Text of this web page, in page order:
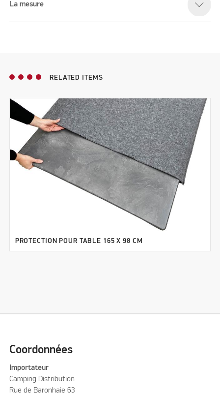
La mesure
RELATED ITEMS
PROTECTION POUR TABLE 165 X 98 CM
Coordonnées
Importateur
Camping Distribution
Rue de Baronhaie 63